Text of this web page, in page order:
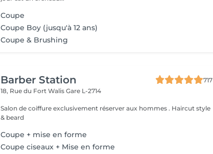
Coupe
Coupe Boy (jusqu'à 12 ans)
Coupe & Brushing
Barber Station
717
18, Rue du Fort WalisGare L-2714
Salon de coiffure exclusivement réserver aux hommes . Haircut style
& beard
Coupe + mise en forme
Coupe ciseaux + Mise en forme